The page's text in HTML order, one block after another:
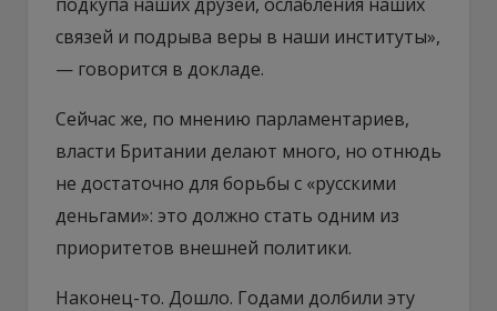
связей и подрыва веры в наши институты»,
— говорится в докладе.
Сейчас же, по мнению парламентариев,
власти Британии делают много, но отнюдь
не достаточно для борьбы с «русскими
деньгами»: это должно стать одним из
приоритетов внешней политики.
Наконец-то. Дошло. Годами долбили эту